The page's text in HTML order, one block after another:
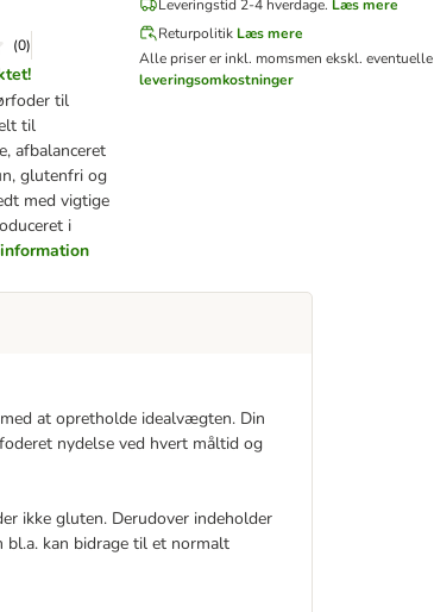
(0)
til
til
afbalanceret
glutenfri og
med vigtige
i
Leveringstid 2-4 hverdage. Læs mere
Returpolitik Læs mere
Alle priser er inkl. momsmen ekskl. eventuelle
leveringsomkostninger
at opretholde idealvægten. Din
nydelse ved hvert måltid og
ikke gluten. Derudover indeholder
bl.a. kan bidrage til et normalt